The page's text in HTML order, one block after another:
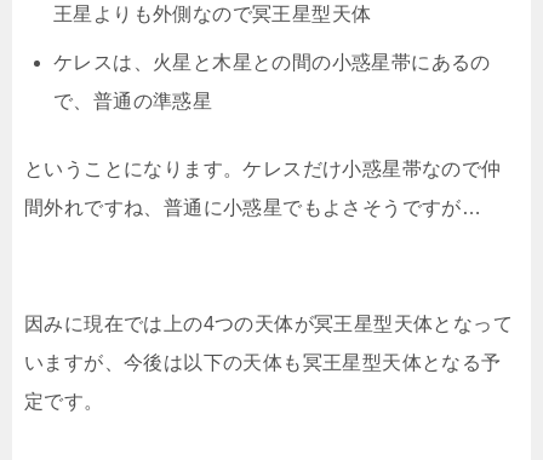
王星よりも外側なので冥王星型天体
ケレスは、火星と木星との間の小惑星帯にあるの
で、普通の準惑星
ということになります。ケレスだけ小惑星帯なので仲
間外れですね、普通に小惑星でもよさそうですが…
因みに現在では上の4つの天体が冥王星型天体となって
いますが、今後は以下の天体も冥王星型天体となる予
定です。